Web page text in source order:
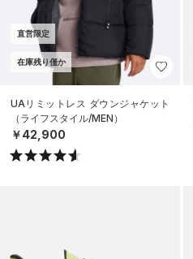
直営限定
在庫残り僅か
UAリミットレス ダウンジャケット
（ライフスタイル/MEN）
￥42,900